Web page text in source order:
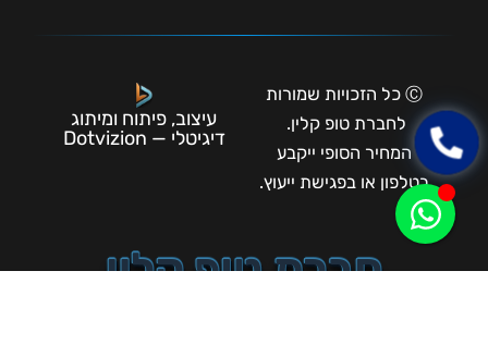
Ⓒ כל הזכויות שמורות
לחברת טופ קלין.
המחיר הסופי ייקבע
בטלפון או בפגישת ייעוץ.
עיצוב, פיתוח ומיתוג
דיגיטלי — Dotvizion
חברת טופ קלין